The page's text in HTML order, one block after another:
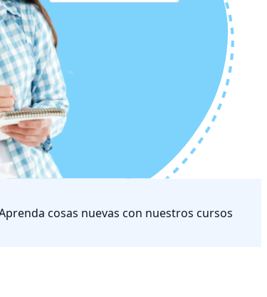
cosas nuevas con nuestros cursos